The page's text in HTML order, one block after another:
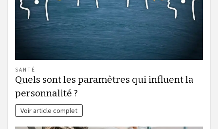
SANTÉ
Quels sont les paramètres qui influent la
personnalité ?
Voir article complet